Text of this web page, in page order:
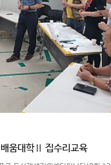
움대학Ⅱ 집수리교육